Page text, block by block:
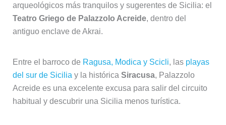
arqueológicos más tranquilos y sugerentes de Sicilia: el
Teatro Griego de Palazzolo Acreide, dentro del
antiguo enclave de Akrai.
Entre el barroco de Ragusa, Modica y Scicli, las playas
del sur de Sicilia y la histórica Siracusa, Palazzolo
Acreide es una excelente excusa para salir del circuito
habitual y descubrir una Sicilia menos turística.